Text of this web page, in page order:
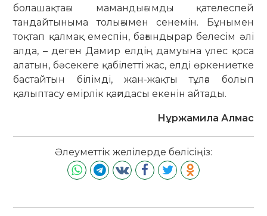
болашақтағы мамандығымды қателеспей
тандайтыныма толығымен сенемін. Бұнымен
тоқтап қалмақ емеспін, бағындырар белесім әлі
алда, – деген Дамир елдің дамуына үлес қоса
алатын, бәсекеге қабілетті жас, елді өркениетке
бастайтын білімді, жан-жақты тұлға болып
қалыптасу өмірлік қағидасы екенін айтады.
Нұржамила Алмас
Әлеуметтік желілерде бөлісіңіз: